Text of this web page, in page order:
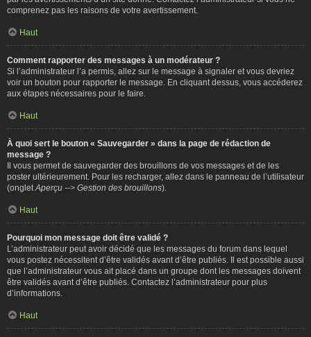
comprenez pas les raisons de votre avertissement.
Haut
Comment rapporter des messages à un modérateur ?
Si l’administrateur l’a permis, allez sur le message à signaler et vous devriez
voir un bouton pour rapporter le message. En cliquant dessus, vous accéderez
aux étapes nécessaires pour le faire.
Haut
À quoi sert le bouton « Sauvegarder » dans la page de rédaction de
message ?
Il vous permet de sauvegarder des brouillons de vos messages et de les
poster ultérieurement. Pour les recharger, allez dans le panneau de l’utilisateur
(onglet Aperçu --> Gestion des brouillons).
Haut
Pourquoi mon message doit être validé ?
L’administrateur peut avoir décidé que les messages du forum dans lequel
vous postez nécessitent d’être validés avant d’être publiés. Il est possible aussi
que l’administrateur vous ait placé dans un groupe dont les messages doivent
être validés avant d’être publiés. Contactez l’administrateur pour plus
d’informations.
Haut